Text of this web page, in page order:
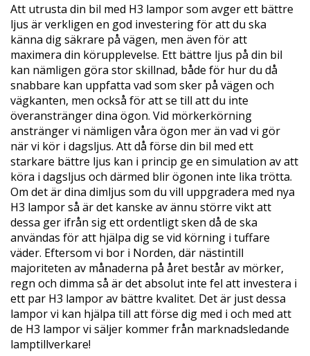
Att utrusta din bil med H3 lampor som avger ett bättre
ljus är verkligen en god investering för att du ska
känna dig säkrare på vägen, men även för att
maximera din körupplevelse. Ett bättre ljus på din bil
kan nämligen göra stor skillnad, både för hur du då
snabbare kan uppfatta vad som sker på vägen och
vägkanten, men också för att se till att du inte
överanstränger dina ögon. Vid mörkerkörning
anstränger vi nämligen våra ögon mer än vad vi gör
när vi kör i dagsljus. Att då förse din bil med ett
starkare bättre ljus kan i princip ge en simulation av att
köra i dagsljus och därmed blir ögonen inte lika trötta.
Om det är dina dimljus som du vill uppgradera med nya
H3 lampor så är det kanske av ännu större vikt att
dessa ger ifrån sig ett ordentligt sken då de ska
användas för att hjälpa dig se vid körning i tuffare
väder. Eftersom vi bor i Norden, där nästintill
majoriteten av månaderna på året består av mörker,
regn och dimma så är det absolut inte fel att investera i
ett par H3 lampor av bättre kvalitet. Det är just dessa
lampor vi kan hjälpa till att förse dig med i och med att
de H3 lampor vi säljer kommer från marknadsledande
lamptillverkare!